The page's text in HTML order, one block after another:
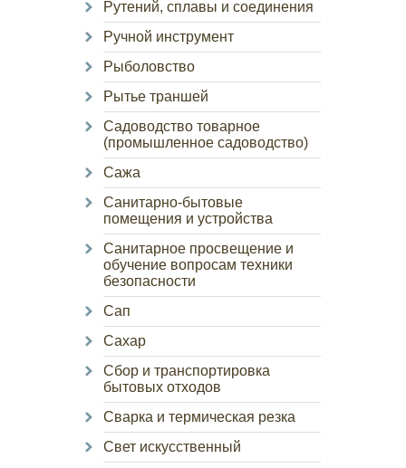
Рутений, сплавы и соединения
Ручной инструмент
Рыболовство
Рытье траншей
Садоводство товарное
(промышленное садоводство)
Сажа
Санитарно-бытовые
помещения и устройства
Санитарное просвещение и
обучение вопросам техники
безопасности
Сап
Сахар
Сбор и транспортировка
бытовых отходов
Сварка и термическая резка
Свет искусственный